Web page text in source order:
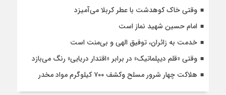
وقتی خاک کوهدشت با عطر کربلا می‌آمیزد
امام حسین شهید نماز است
خدمت به زائران، توفیق الهی و بی‌منت است
وقتی «قلم دیپلماتیک» در برابر «اقتدار دریایی» رنگ می‌بازد
هلاکت چهار شرور مسلح وکشف ۷۰۰ کیلوگرم مواد مخدر